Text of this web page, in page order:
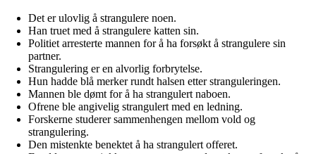
Det er ulovlig å strangulere noen.
Han truet med å strangulere katten sin.
Politiet arresterte mannen for å ha forsøkt å strangulere sin
partner.
Strangulering er en alvorlig forbrytelse.
Hun hadde blå merker rundt halsen etter stranguleringen.
Mannen ble dømt for å ha strangulert naboen.
Ofrene ble angivelig strangulert med en ledning.
Forskerne studerer sammenhengen mellom vold og
strangulering.
Den mistenkte benektet å ha strangulert offeret.